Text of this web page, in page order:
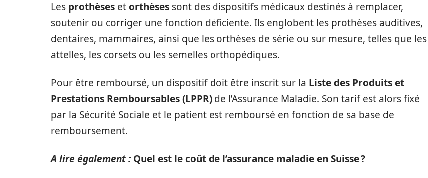
Les prothèses etorthèses sont des dispositifs médicaux destinés à remplacer,
soutenir ou corriger une fonction déficiente. Ils englobent les prothèses auditives,
dentaires, mammaires, ainsi que les orthèses de série ou sur mesure, telles que les
attelles, les corsets ou les semelles orthopédiques.
Pour être remboursé, un dispositif doit être inscrit sur la Liste des Produits et
Prestations Remboursables (LPPR) de l’Assurance Maladie. Son tarif est alors fixé
par la Sécurité Sociale et le patient est remboursé en fonction de sa base de
remboursement.
A lire également : Quel est le coût de l’assurance maladie en Suisse ?